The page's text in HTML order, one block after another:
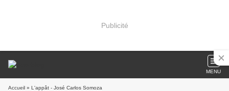
Publicité
MENU
Accueil » L'appât - José Carlos Somoza